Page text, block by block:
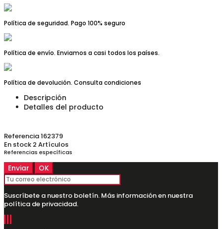
Política de seguridad. Pago 100% seguro
Política de envío. Enviamos a casi todos los países.
Política de devolución. Consulta condiciones
Descripción
Detalles del producto
Referencia162379
En stock 2 Artículos
Referencias específicas
Suscríbete a nuestro boletín. Más información en nuestra
política de privacidad.